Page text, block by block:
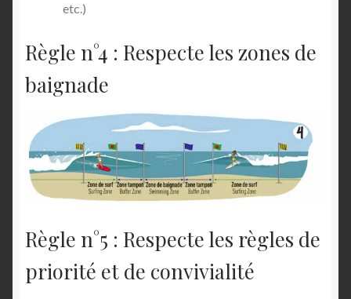
etc.)
Règle n°4 : Respecte les zones de
baignade
Règle n°5 : Respecte les règles de
priorité et de convivialité